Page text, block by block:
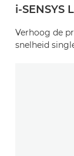
i-SENSYS
Verhoog de
snelheid